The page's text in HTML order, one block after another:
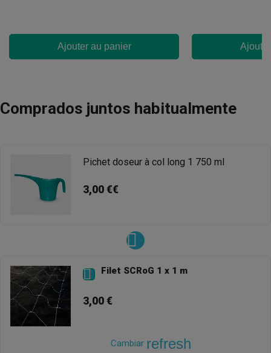
Ajouter au panier
Comprados juntos habitualmente
Pichet doseur à col long 1 750 ml
3,00 €€
 Filet SCRoG 1 x 1 m
3,00 €
Cambiar refresh